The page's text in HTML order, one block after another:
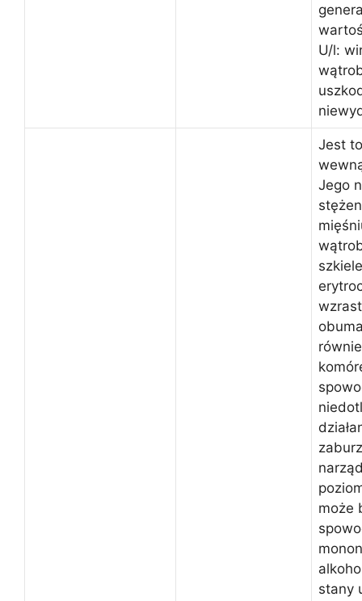
U/l:
Jest
Jego
może
stany